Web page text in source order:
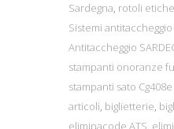
Sardegna, rotoli
Sistemi
Antitaccheggio
stampanti onoranze
stampanti sato
articoli, biglietterie,
eliminacode ATS,